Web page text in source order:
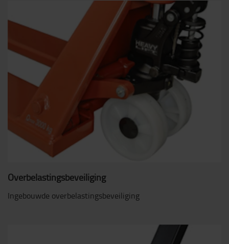
Overbelastingsbeveiliging
Ingebouwde overbelastingsbeveiliging